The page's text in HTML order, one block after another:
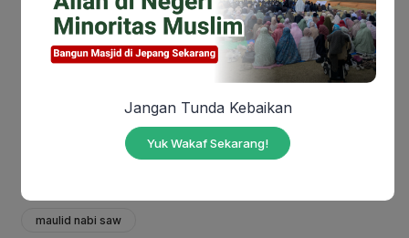
menghidupkan kembali risalahnya: membangun
kehidupan yang penuh empati, bermoral, dan kasih
sayang.
Makna Kemerdekaan Indonesia di
Era Modern: Sudahkah Kita Benar-Benar
maulid nabi saw
Jangan Tunda Kebaikan
Yuk Wakaf Sekarang!